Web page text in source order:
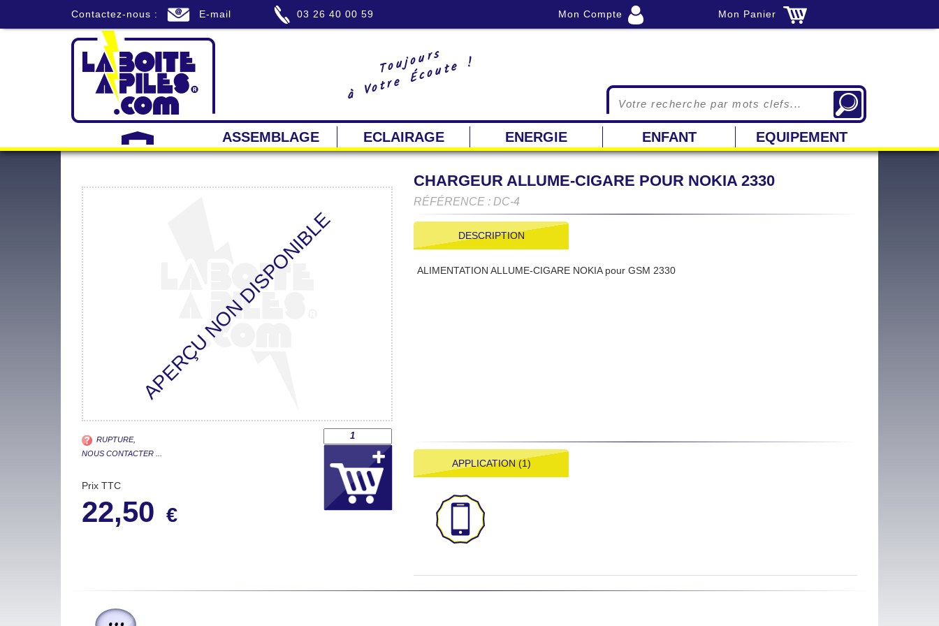
Contactez-nous : E-mail 03 26 40 00 59 Mon Compte Mon Panier
Toujours
à Votre Écoute !
ASSEMBLAGE ECLAIRAGE ENERGIE ENFANT EQUIPEMENT
CHARGEUR ALLUME-CIGARE POUR NOKIA 2330
RÉFÉRENCE : DC-4
APERÇU NON DISPONIBLE
RUPTURE,
NOUS CONTACTER ...
Prix TTC
22,50 €
DESCRIPTION
ALIMENTATION ALLUME-CIGARE NOKIA pour GSM 2330
APPLICATION (1)